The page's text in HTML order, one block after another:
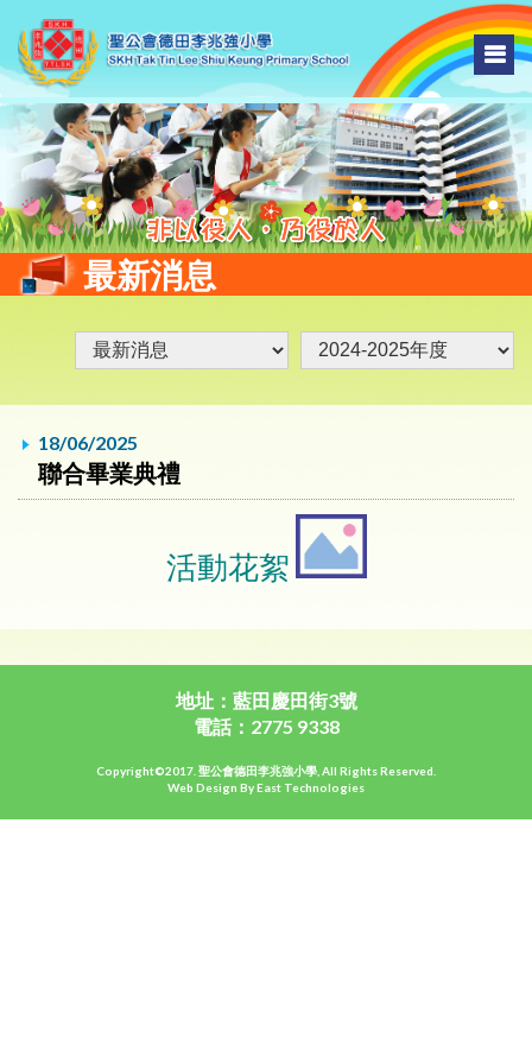
最新消息
18/06/2025
聯合畢業典禮
活動花絮
地址：藍田慶田街3號
電話：2775 9338
Copyright©2017. 聖公會德田李兆強小學, All Rights Reserved.
Web Design By East Technologies